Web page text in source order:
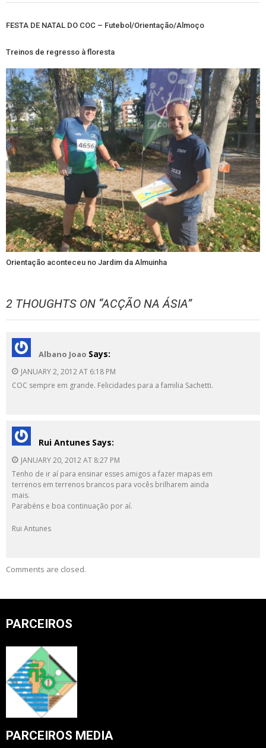
FESTA DE NATAL DO COC – Futebol/Orientação/Almoço
Treinos de regresso à floresta
Orientação aconteceu no Jardim da Almuinha
2 THOUGHTS ON “ACÇÃO NA ÁSIA”
Albano Joao Says:
JANUARY 2, 2012 AT 6:18 PM
COC sempre em grande. Felicidades para a familia Sachetti.
Rui Antunes Says:
JANUARY 20, 2012 AT 8:27 PM
Tenho de ir aí para ensinar esses amigos a fazer mapas em
terrenos em terrenos brancos para vocês brilharem ainda
mais.
Parabéns e boa continuação por aí.
Rui Antunes
Comments are closed.
PARCEIROS
PARCEIROS MEDIA